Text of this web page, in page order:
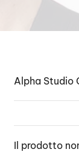
Alpha Studio
Il prodotto